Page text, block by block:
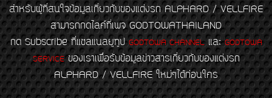
สำหรับผู้ที่สนใจข้อมูลเกี่ยวกับของแต่งรถ ALPHARD / VELLFIRE
สามารถกดไลค์ที่เพจ GODTOWATHAILAND
กด Subscribe ที่แชลแนลยูทูป GODTOWA CHANNELและGODTOWA
SERVICEของเราเพื่อรับข้อมูลข่าวสารเกี่ยวกับของแต่งรถ
ALPHARD / VELLFIRE ใหม่ๆได้ก่อนใคร